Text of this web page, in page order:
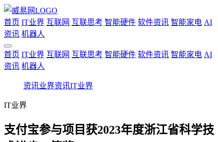
首页 IT业界 互联网 互联思考 智能硬件 软件资讯 智能家电 AI
资讯 机器人
首页 IT业界 互联网 互联思考 智能硬件 软件资讯 智能家电 AI
资讯 机器人
资讯业界资讯IT业界
IT业界
支付宝参与项目获2023年度浙江省科学技